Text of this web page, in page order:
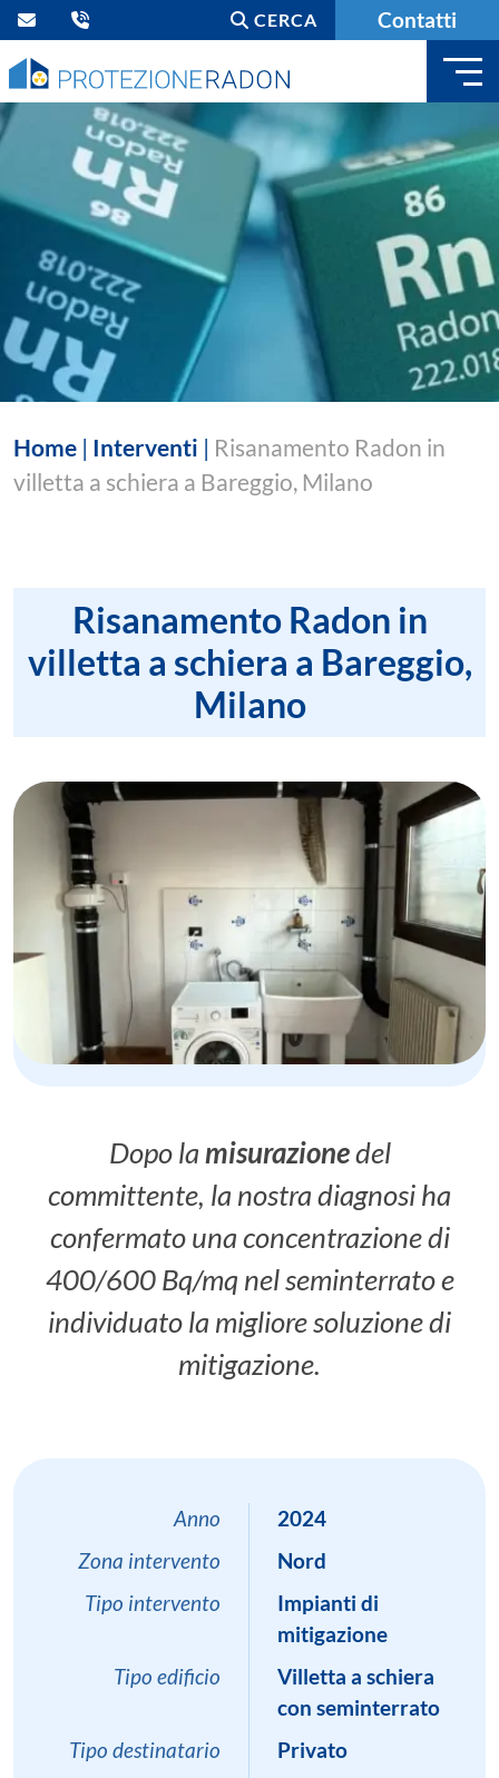
CERCA Contatti
Home | Interventi | Risanamento Radon in
villetta a schiera a Bareggio, Milano
Risanamento Radon in
villetta a schiera a Bareggio,
Milano
Dopo la misurazionedel
committente, la nostra diagnosi ha
confermato una concentrazione di
400/600 Bq/mq nel seminterrato e
individuato la migliore soluzione di
mitigazione.
Anno
2024
Zona intervento
Nord
Tipo intervento
Impianti di
mitigazione
Tipo edificio
Villetta a schiera
con seminterrato
Tipo destinatario
Privato